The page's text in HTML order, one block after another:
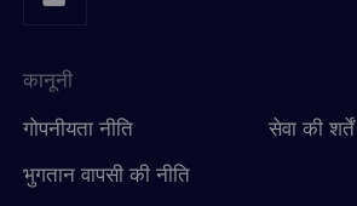
कानूनी
गोपनीयता नीति
सेवा की शर्तें
भुगतान वापसी की नीति